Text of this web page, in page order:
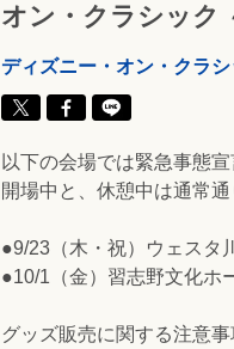
オン・クラシック
ディズニー・オン・クラ
以下の会場では緊急事態
開場中と、休憩中は通常
●9/23（木・祝）ウェスタ
●10/1（金）習志野文化ホ
グッズ販売に関する注意事